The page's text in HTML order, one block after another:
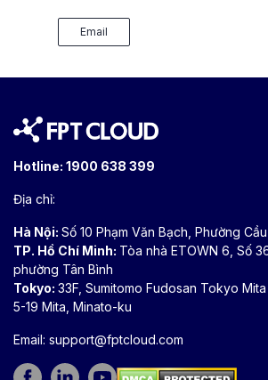
Email
Hotline: 1900 638 399
Địa chỉ:
Hà Nội: Số 10 Phạm Văn Bạch, Phường
TP. Hồ Chí Minh: Tòa nhà ETOWN 6, Số
phường Tân Bình
Tokyo: 33F, Sumitomo Fudosan Tokyo
5-19 Mita, Minato-ku
Email: support@fptcloud.com